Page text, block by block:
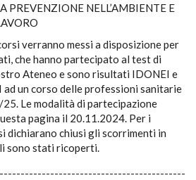
PREVENZIONE NELL’AMBIENTE E
verranno messi a disposizione per
che hanno partecipato al test di
Ateneo e sono risultati IDONEI e
un corso delle professioni sanitarie
Le modalità di partecipazione
pagina il 20.11.2024. Per i
dichiarano chiusi gli scorrimenti in
sono stati ricoperti.